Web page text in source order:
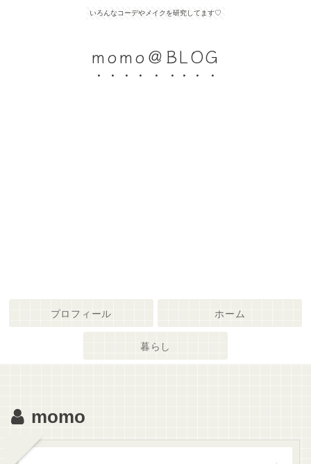
いろんなコーデやメイクを研究してます♡
momo＠BLOG
プロフィール ホーム
暮らし
momo